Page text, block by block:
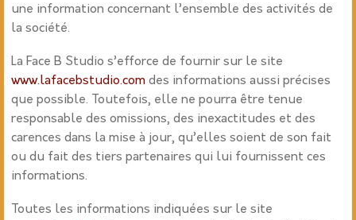
une information concernant l’ensemble des activités de
la société.
La Face B Studio s’efforce de fournir sur le site
www.lafacebstudio.comdes informations aussi précises
que possible. Toutefois, elle ne pourra être tenue
responsable des omissions, des inexactitudes et des
carences dans la mise à jour, qu’elles soient de son fait
ou du fait des tiers partenaires qui lui fournissent ces
informations.
Toutes les informations indiquées sur le site